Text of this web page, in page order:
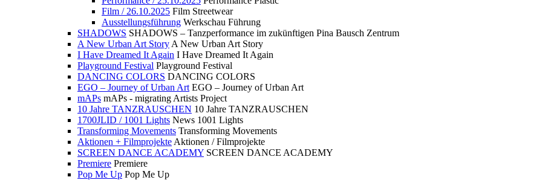
Film / 26.10.2025 Film Streetwear
Ausstellungsführung Werkschau Führung
SHADOWS SHADOWS – Tanzperformance im zukünftigen Pina Bausch Zentrum
A New Urban Art Story A New Urban Art Story
I Have Dreamed It Again I Have Dreamed It Again
Playground Festival Playground Festival
DANCING COLORS DANCING COLORS
EGO – Journey of Urban Art EGO – Journey of Urban Art
mAPs mAPs - migrating Artists Project
10 Jahre TANZRAUSCHEN 10 Jahre TANZRAUSCHEN
1700JLID / 1001 Lights News 1001 Lights
Transforming Movements Transforming Movements
Aktionen + Filmprojekte Aktionen / Filmprojekte
SCREEN DANCE ACADEMY SCREEN DANCE ACADEMY
Premiere Premiere
Pop Me Up Pop Me Up